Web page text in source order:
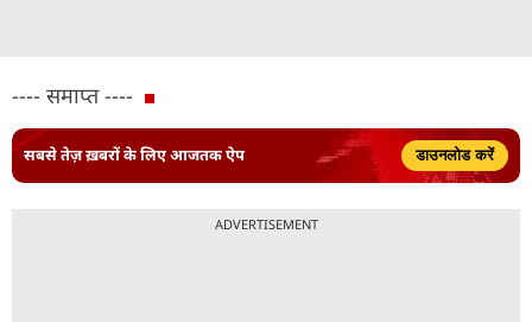
---- समाप्त ----
सबसे तेज़ ख़बरों के लिए आजतक ऐप डाउनलोड करें
ADVERTISEMENT